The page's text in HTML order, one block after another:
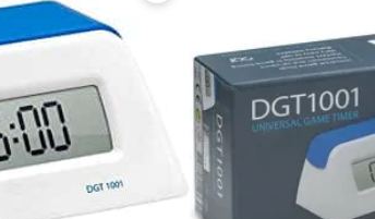
schaakklok met name geschikt voor
en voor thuisschakers.